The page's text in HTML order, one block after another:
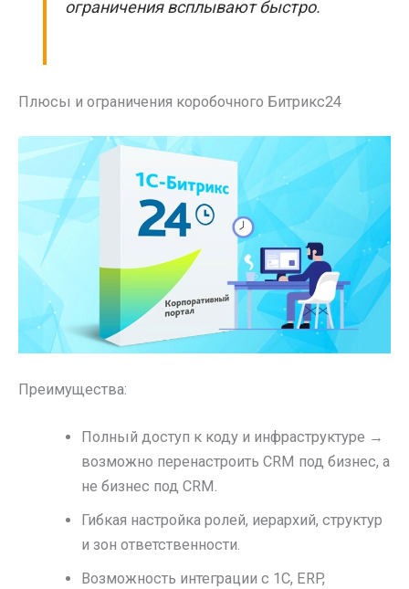
ограничения всплывают быстро.
Плюсы и ограничения коробочного Битрикс24
Преимущества:
Полный доступ к коду и инфраструктуре →
возможно перенастроить CRM под бизнес, а
не бизнес под CRM.
Гибкая настройка ролей, иерархий, структур
и зон ответственности.
Возможность интеграции с 1С, ERP,